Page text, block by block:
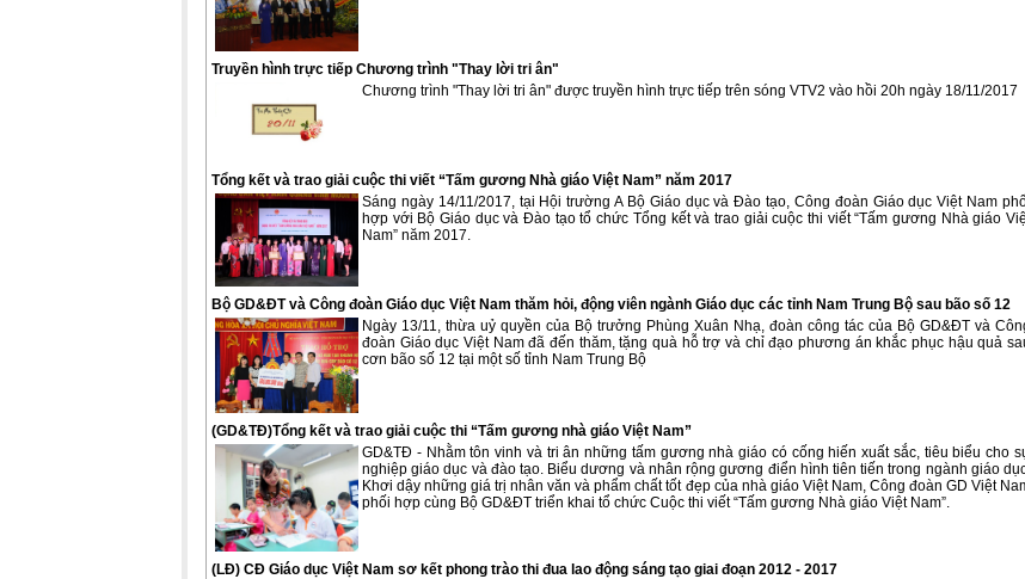
Truyền hình trực tiếp Chương trình "Thay lời tri ân"
Chương trình "Thay lời tri ân" được truyền hình trực tiếp trên sóng VTV2 vào hồi 20h ngày 18/11/2017
Tổng kết và trao giải cuộc thi viết “Tấm gương Nhà giáo Việt Nam” năm 2017
Sáng ngày 14/11/2017, tại Hội trường A Bộ Giáo dục và Đào tạo, Công đoàn Giáo dục Việt Nam
hợp với Bộ Giáo dục và Đào tạo tổ chức Tổng kết và trao giải cuộc thi viết “Tấm gương Nhà giáo
Nam” năm 2017.
Bộ GD&ĐT và Công đoàn Giáo dục Việt Nam thăm hỏi, động viên ngành Giáo dục các tỉnh Nam Trung Bộ sau bão số 12
Ngày 13/11, thừa uỷ quyền của Bộ trưởng Phùng Xuân Nhạ, đoàn công tác của Bộ GD&ĐT và
đoàn Giáo dục Việt Nam đã đến thăm, tặng quà hỗ trợ và chỉ đạo phương án khắc phục hậu quả
cơn bão số 12 tại một số tỉnh Nam Trung Bộ
(GD&TĐ)Tổng kết và trao giải cuộc thi “Tấm gương nhà giáo Việt Nam”
GD&TĐ - Nhằm tôn vinh và tri ân những tấm gương nhà giáo có cống hiến xuất sắc, tiêu biểu cho
nghiệp giáo dục và đào tạo. Biểu dương và nhân rộng gương điển hình tiên tiến trong ngành giáo
Khơi dậy những giá trị nhân văn và phẩm chất tốt đẹp của nhà giáo Việt Nam, Công đoàn GD Việt
phối hợp cùng Bộ GD&ĐT triển khai tổ chức Cuộc thi viết “Tấm gương Nhà giáo Việt Nam”.
(LĐ) CĐ Giáo dục Việt Nam sơ kết phong trào thi đua lao động sáng tạo giai đoạn 2012 - 2017